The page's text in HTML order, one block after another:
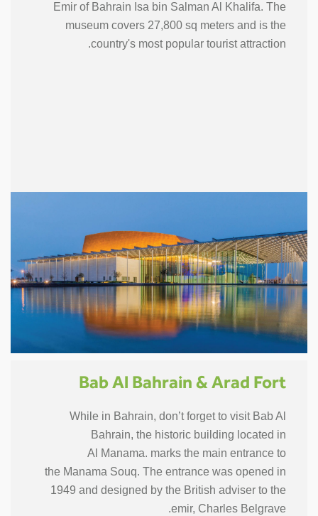
Emir of Bahrain Isa bin Salman Al Khalifa. The
museum covers 27,800 sq meters and is the
country's most popular tourist attraction.
Bab Al Bahrain & Arad Fort
While in Bahrain, don’t forget to visit Bab Al
Bahrain, the historic building located in
Al Manama. marks the main entrance to
the Manama Souq. The entrance was opened in
1949 and designed by the British adviser to the
emir, Charles Belgrave.